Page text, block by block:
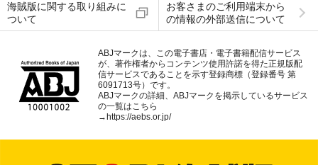
海賊版に関する取り組みに
ついて
お客さまのご利用端末から
の情報の外部送信について
ABJマークは、この電子書店・電子書籍配信サービス
が、著作権者からコンテンツ使用許諾を得た正規版配
信サービスであることを示す登録商標（登録番号 第
6091713号）です。
ABJマークの詳細、ABJマークを掲示しているサービス
の一覧はこちら
→ https://aebs.or.jp/